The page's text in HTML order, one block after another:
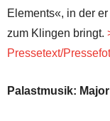
Elements«, in der
zum Klingen bringt.
Pressetext/
Palastmusik: